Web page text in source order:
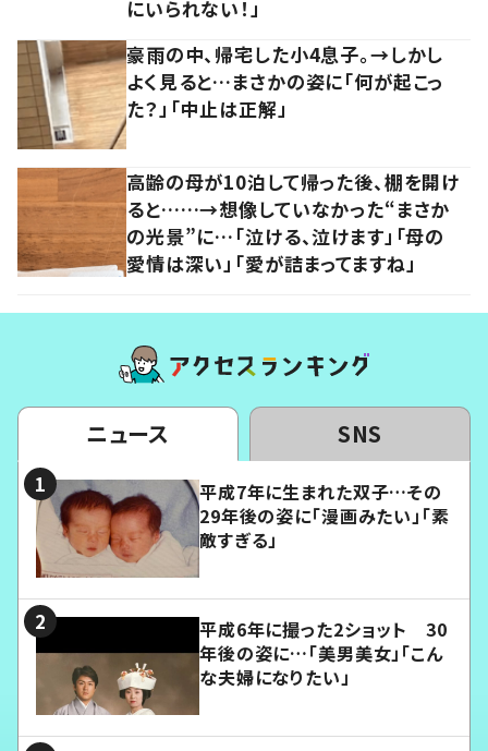
にいられない！」
豪雨の中、帰宅した小4息子。→しかし
よく見ると…まさかの姿に「何が起こっ
た？」「中止は正解」
高齢の母が10泊して帰った後、棚を開け
ると……→想像していなかった“まさか
の光景”に…「泣ける、泣けます」「母の
愛情は深い」「愛が詰まってますね」
ニュース SNS
平成7年に生まれた双子…その
29年後の姿に「漫画みたい」「素
敵すぎる」
平成6年に撮った2ショット 30
年後の姿に…「美男美女」「こん
な夫婦になりたい」